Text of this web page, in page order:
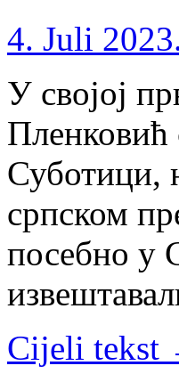
4. Juli
У својој
Пленковић
Суботици,
српском
посебно у
Cijeli tekst